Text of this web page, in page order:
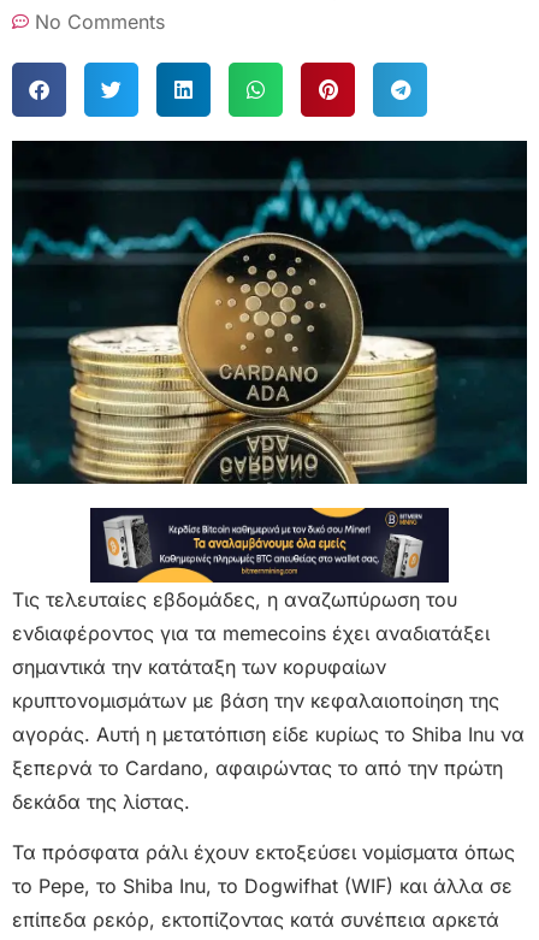
No Comments
Τις τελευταίες εβδομάδες, η αναζωπύρωση του
ενδιαφέροντος για τα memecoins έχει αναδιατάξει
σημαντικά την κατάταξη των κορυφαίων
κρυπτονομισμάτων με βάση την κεφαλαιοποίηση της
αγοράς. Αυτή η μετατόπιση είδε κυρίως το Shiba Inu να
ξεπερνά το Cardano, αφαιρώντας το από την πρώτη
δεκάδα της λίστας.
Τα πρόσφατα ράλι έχουν εκτοξεύσει νομίσματα όπως
το Pepe, το Shiba Inu, το Dogwifhat (WIF) και άλλα σε
επίπεδα ρεκόρ, εκτοπίζοντας κατά συνέπεια αρκετά